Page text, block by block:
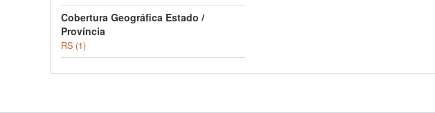
Cobertura Geográfica Estado /
Província
RS (1)